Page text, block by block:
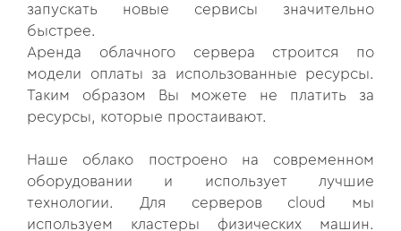
запускать новые сервисы значительно
быстрее.
Аренда облачного сервера строится по
модели оплаты за использованные ресурсы.
Таким образом Вы можете не платить за
ресурсы, которые простаивают.
Наше облако построено на современном
оборудовании и использует лучшие
технологии. Для серверов cloud мы
используем кластеры физических машин.